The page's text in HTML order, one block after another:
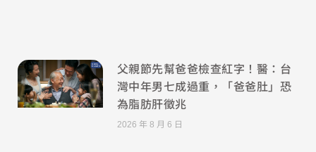
父親節先幫爸爸檢查紅字！醫：台
灣中年男七成過重，「爸爸肚」恐
為脂肪肝徵兆
2026 年 8 月 6 日